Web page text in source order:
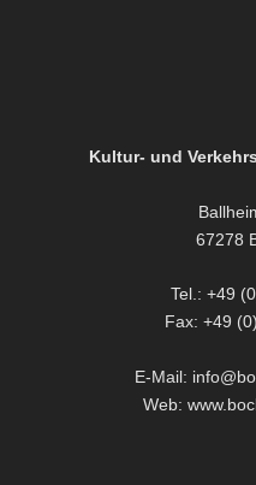
Kultur- und
67278
Tel.: +49
Fax: +49
E-Mail:
Web: